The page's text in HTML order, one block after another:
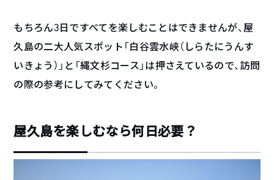
もちろん3日ですべてを楽しむことはできませんが、屋
久島の二大人気スポット「白谷雲水峡（しらたにうんす
いきょう）」と「縄文杉コース」は押さえているので、訪問
の際の参考にしてみてください。
屋久島を楽しむなら何日必要？